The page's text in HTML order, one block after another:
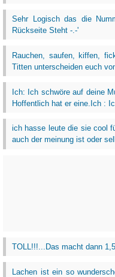
Sehr Logisch das die
Rückseite Steht -.-'
Rauchen, saufen, kiffen,
Titten unterscheiden euch
Ich: Ich schwöre auf deine
Hoffentlich hat er eine.Ich :
ich hasse leute die sie cool
auch der meinung ist oder
TOLL!!!...Das macht dann
Lachen ist ein so